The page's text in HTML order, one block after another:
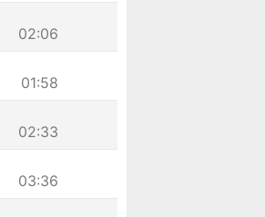
02:06
01:58
02:33
03:36